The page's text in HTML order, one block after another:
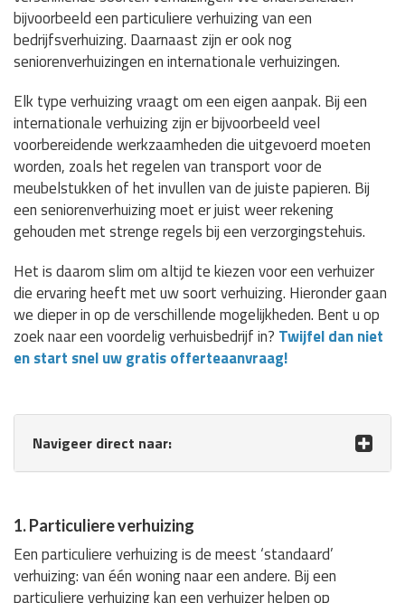
bijvoorbeeld een particuliere verhuizing van een
bedrijfsverhuizing. Daarnaast zijn er ook nog
seniorenverhuizingen en internationale verhuizingen.
Elk type verhuizing vraagt om een eigen aanpak. Bij een
internationale verhuizing zijn er bijvoorbeeld veel
voorbereidende werkzaamheden die uitgevoerd moeten
worden, zoals het regelen van transport voor de
meubelstukken of het invullen van de juiste papieren. Bij
een seniorenverhuizing moet er juist weer rekening
gehouden met strenge regels bij een verzorgingstehuis.
Het is daarom slim om altijd te kiezen voor een verhuizer
die ervaring heeft met uw soort verhuizing. Hieronder gaan
we dieper in op de verschillende mogelijkheden. Bent u op
zoek naar een voordelig verhuisbedrijf in? Twijfel dan niet
en start snel uw gratis offerteaanvraag!
Navigeer direct naar:
1. Particuliere verhuizing
Een particuliere verhuizing is de meest ‘standaard’
verhuizing: van één woning naar een andere. Bij een
particuliere verhuizing kan een verhuizer helpen op